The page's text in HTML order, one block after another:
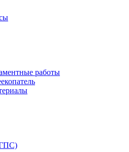
работы